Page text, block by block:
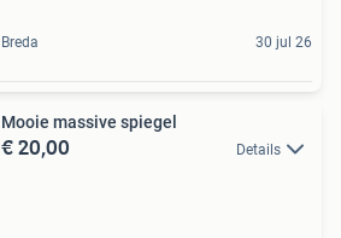
Breda 30 jul 26
Mooie massive spiegel
€ 20,00 Details